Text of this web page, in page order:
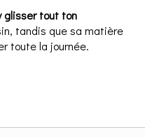
glisser tout ton
tandis que sa matière
toute la journée.